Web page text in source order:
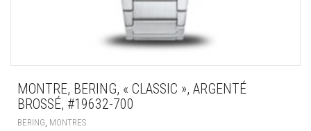
MONTRE, BERING, « CLASSIC », ARGENTÉ
BROSSÉ, #19632-700
BERING, MONTRES